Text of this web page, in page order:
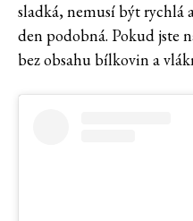
sladká, nemusí být rychlá
den podobná. Pokud jste
bez obsahu bílkovin a